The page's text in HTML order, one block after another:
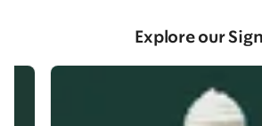
Explore our